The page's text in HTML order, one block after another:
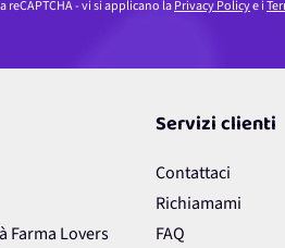
- vi si applicano laPrivacy Policye i
Farma Lovers
Servizi clienti
Contattaci
Richiamami
FAQ